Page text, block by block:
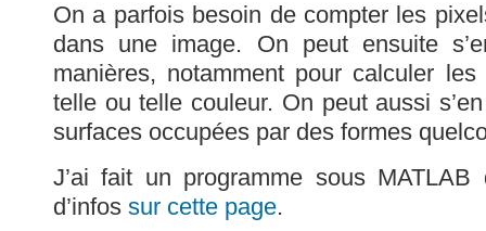
On a parfois besoin de compter les
dans une image. On peut ensuite
manières, notamment pour calculer
telle ou telle couleur. On peut aussi
surfaces occupées par des formes
J’ai fait un programme sous
d’infos sur cette page.